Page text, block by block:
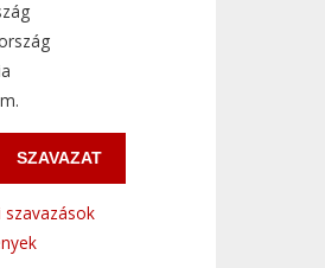
szavazások